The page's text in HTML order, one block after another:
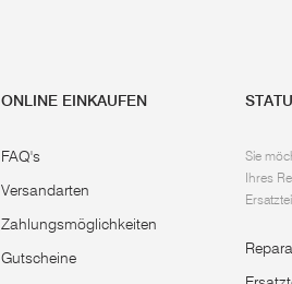
ONLINE EINKAUFEN
FAQ's
Versandarten
Zahlungsmöglichkeiten
Gutscheine
Sie
Ihres